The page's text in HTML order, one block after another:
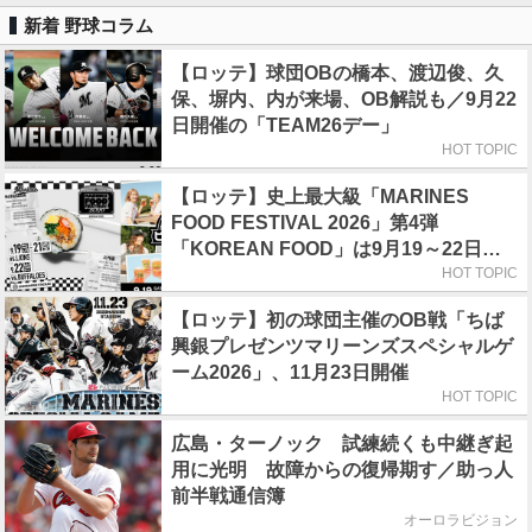
新着 野球コラム
【ロッテ】球団OBの橋本、渡辺俊、久
保、塀内、内が来場、OB解説も／9月22
日開催の「TEAM26デー」
HOT TOPIC
【ロッテ】史上最大級「MARINES
FOOD FESTIVAL 2026」第4弾
「KOREAN FOOD」は9月19～22日／
HOT TOPIC
【ロッテ】初の球団主催のOB戦「ちば
興銀プレゼンツマリーンズスペシャルゲ
ーム2026」、11月23日開催
HOT TOPIC
広島・ターノック 試練続くも中継ぎ起
用に光明 故障からの復帰期す／助っ人
前半戦通信簿
オーロラビジョン